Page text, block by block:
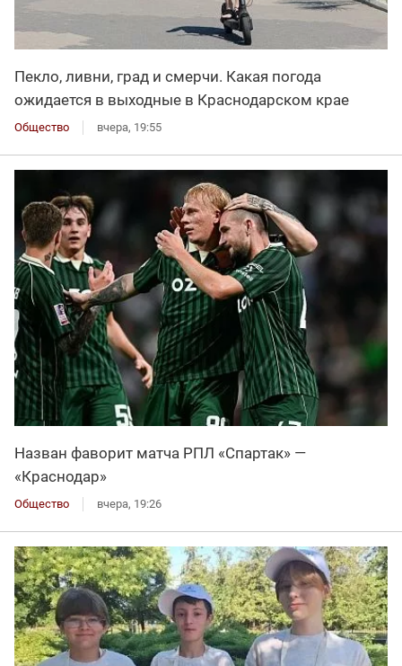
Пекло, ливни, град и смерчи. Какая погода
ожидается в выходные в Краснодарском крае
Общество вчера, 19:55
Назван фаворит матча РПЛ «Спартак» —
«Краснодар»
Общество вчера, 19:26